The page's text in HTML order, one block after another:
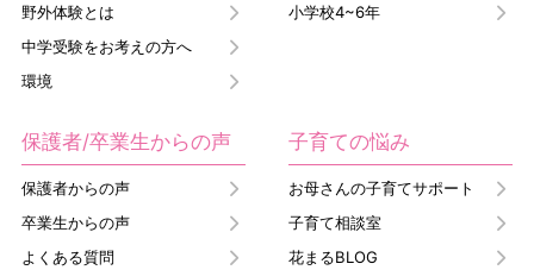
野外体験とは
中学受験をお考えの方へ
環境
小学校4~6年
保護者/卒業生からの声
保護者からの声
卒業生からの声
よくある質問
子育ての悩み
お母さんの子育てサポート
子育て相談室
花まるBLOG